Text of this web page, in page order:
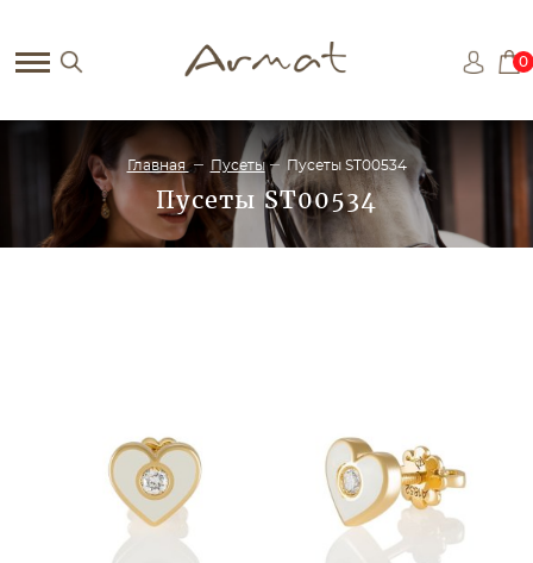
0
Главная Пусеты Пусеты ST00534
Пусеты ST00534